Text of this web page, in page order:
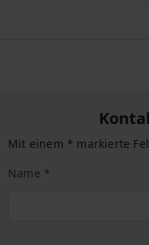
Mit einem * markierte
Name *